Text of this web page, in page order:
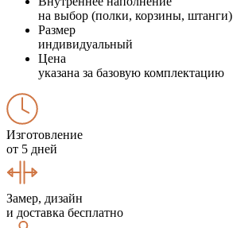
на выбор (полки, корзины, штанги)
Размер
индивидуальный
Цена
указана за базовую комплектацию
Изготовление
от 5 дней
Замер, дизайн
и доставка бесплатно